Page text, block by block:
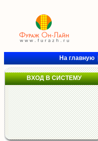
На главную
ВХОД В СИСТЕМУ